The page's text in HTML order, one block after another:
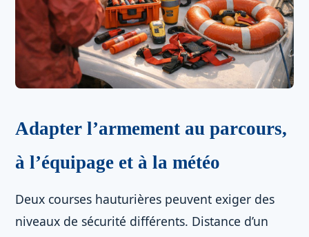
Adapter l’armement au parcours,
à l’équipage et à la météo
Deux courses hauturières peuvent exiger des
niveaux de sécurité différents. Distance d’un